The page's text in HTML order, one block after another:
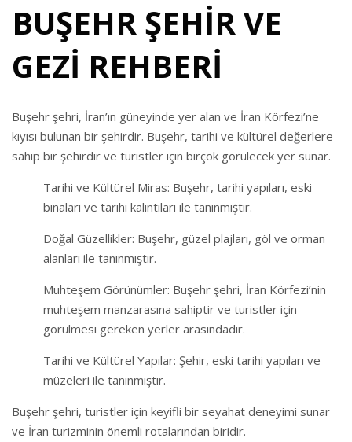
BUŞEHR ŞEHİR VE
GEZİ REHBERİ
Buşehr şehri, İran’ın güneyinde yer alan ve İran Körfezi’ne
kıyısı bulunan bir şehirdir. Buşehr, tarihi ve kültürel değerlere
sahip bir şehirdir ve turistler için birçok görülecek yer sunar.
Tarihi ve Kültürel Miras: Buşehr, tarihi yapıları, eski
binaları ve tarihi kalıntıları ile tanınmıştır.
Doğal Güzellikler: Buşehr, güzel plajları, göl ve orman
alanları ile tanınmıştır.
Muhteşem Görünümler: Buşehr şehri, İran Körfezi’nin
muhteşem manzarasına sahiptir ve turistler için
görülmesi gereken yerler arasındadır.
Tarihi ve Kültürel Yapılar: Şehir, eski tarihi yapıları ve
müzeleri ile tanınmıştır.
Buşehr şehri, turistler için keyifli bir seyahat deneyimi sunar
ve İran turizminin önemli rotalarından biridir.